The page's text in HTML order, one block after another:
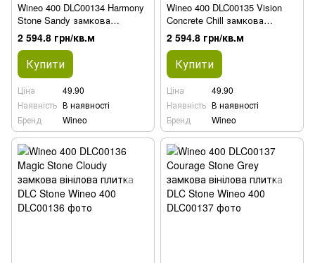
Wineo 400 DLC00134 Harmony
Stone Sandy замкова
вінілова плитка DLC Stone
2 594.8 грн/кв.м
Купити
Ціна
49.90
Наявність В наявності
Бренд
Wineo
Wineo 400 DLC00135 Vision
Concrete Chill замкова
вінілова плитка DLC Stone
2 594.8 грн/кв.м
Купити
Ціна
49.90
Наявність В наявності
Бренд
Wineo